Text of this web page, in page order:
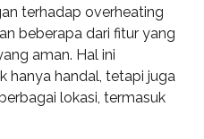
terhadap overheating
beberapa dari fitur yang
aman. Hal ini
hanya handal, tetapi juga
lokasi, termasuk